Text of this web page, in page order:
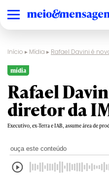
Início ▸ Mídia ▸ Rafael Davini é
mídia
Rafael
diretor da
Executivo, ex-Terra e IAB, assume área de
ouça este conteúdo